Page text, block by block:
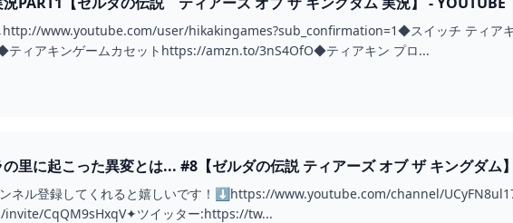
www.youtube.com/user/hikakingames?sub_confirmation=1◆スイッチ ティア
ィアキンゲームカセットhttps://amzn.to/3nS4OfO◆ティアキン プロ...
里に起こった異変とは... #8【ゼルダの伝説 ティアーズ オブ ザ キングダム
ネル登録してくれると嬉しいです！⬇https://www.youtube.com/channel/
CqQM9sHxqV✦ツイッター:https://tw...